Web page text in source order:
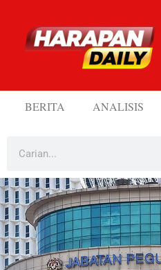
BERITA ANALISIS